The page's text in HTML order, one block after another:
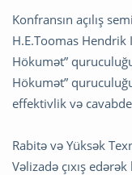
Konfransın açılış
H.E.Toomas Hendrik
Hökumət”
Hökumət”
effektivlik və
Rabitə və Yüksək
Vəlizadə çıxış